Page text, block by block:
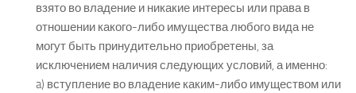
взято во владение и никакие интересы или права в
отношении какого-либо имущества любого вида не
могут быть принудительно приобретены, за
исключением наличия следующих условий, а именно:
a) вступление во владение каким-либо имуществом или